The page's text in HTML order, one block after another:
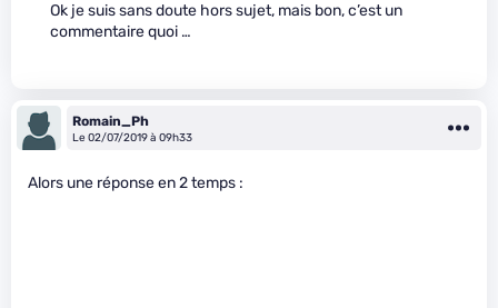
Ok je suis sans doute hors sujet, mais bon, c’est un
commentaire quoi …
Romain_Ph
Le 02/07/2019 à 09h33
Alors une réponse en 2 temps :